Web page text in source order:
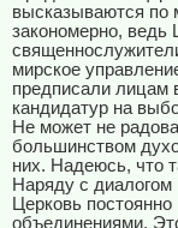
высказываются по
закономерно, ведь
мирское
предписали лицам
кандидатур на
Не может не
большинством
них. Надеюсь, что
Наряду с диалогом
Церковь
объединениями.